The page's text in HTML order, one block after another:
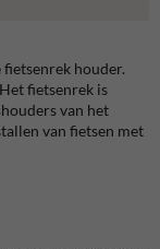
houder.
fietsenrek is
van het
van fietsen met